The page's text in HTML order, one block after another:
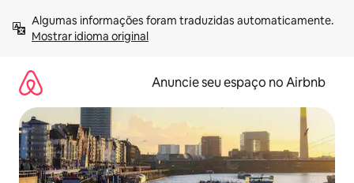
para
Mostrar idioma original
Anuncie seu espaço no Airbnb